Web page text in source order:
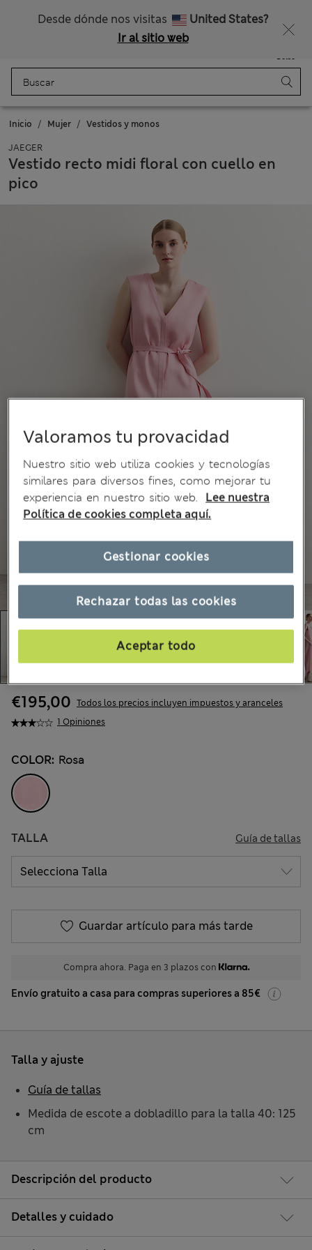
Desde dónde nos visitas
United States?
Ir al sitio web
Bolso
Inicio Mujer Vestidos y monos
JAEGER
Vestido recto midi floral con cuello en
pico
1 Opiniones
€195,00 Todos los precios incluyen impuestos y aranceles
COLOR: Rosa
TALLA Guía de tallas
Guardar artículo para más tarde
Compra ahora. Paga en 3 plazos con
Envío gratuito a casa para compras superiores a 85€
Descripción del producto
Detalles y cuidado
Talla y ajuste
Medida de escote a dobladillo para la talla 40: 125
cm
Guía de tallas
Valoramos tu provacidad
Nuestro sitio web utiliza cookies y tecnologías
similares para diversos fines, como mejorar tu
experiencia en nuestro sitio web.
Lee nuestra
Política de cookies completa aquí.
Rechazar todas las cookies
Aceptar todo
Gestionar cookies